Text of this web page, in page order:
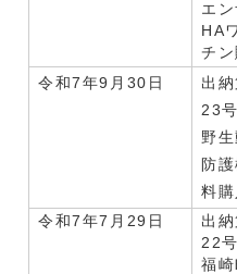
エン
HA
チン
令和7年9月30日
出納
23号
野
防
料購
令和7年7月29日
出納
22号
福